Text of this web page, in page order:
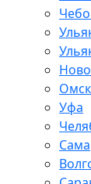
Омск
Уфа